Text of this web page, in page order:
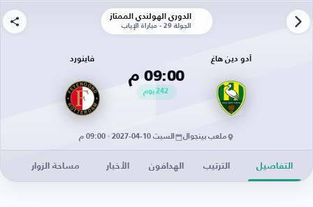
الدوري الهولندي الممتاز
الجولة 29 - مباراة الإياب
أدو دين هاغ
09:00 م
242يوم
فاينورد
ملعب بينجوال السبت 10-04-2027 · 09:00 م
التفاصيل الترتيب الهدافون الأخبار مساحة الزوار